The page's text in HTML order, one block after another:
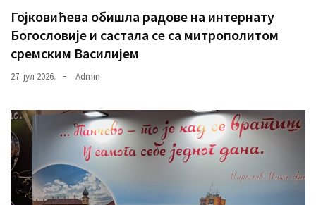
Гојковићева обишла радове на интернату
Богословије и састала се са митрополитом
сремским Василијем
27. јул 2026. Admin